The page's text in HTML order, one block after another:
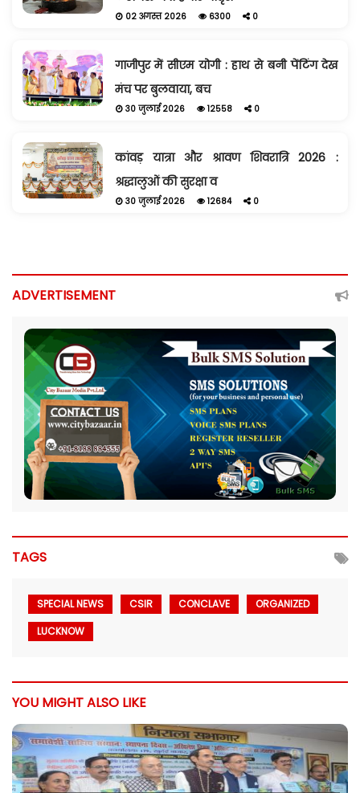
02 अगस्त 2026 6300 0
गाजीपुर में सीएम योगी : हाथ से बनी पेंटिंग देख
मंच पर बुलवाया, बच
30 जुलाई 2026 12558 0
कांवड़ यात्रा और श्रावण शिवरात्रि 2026 :
श्रद्धालुओं की सुरक्षा व
30 जुलाई 2026 12684 0
ADVERTISEMENT
TAGS
SPECIAL NEWS CSIR CONCLAVE
ORGANIZED
LUCKNOW
YOU MIGHT ALSO LIKE